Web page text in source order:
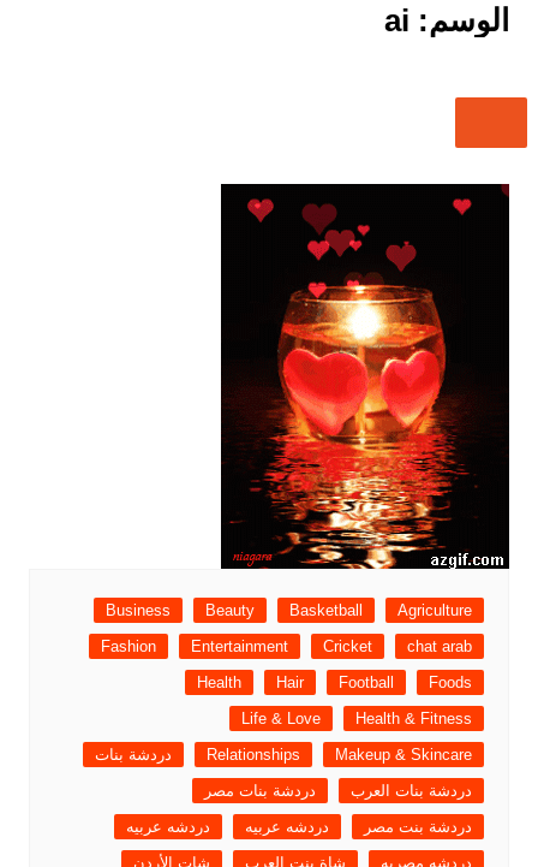
الوسم: ai
Agriculture
Basketball
Beauty
Business
chat arab
Cricket
Entertainment
Fashion
Foods
Football
Hair
Health
Health & Fitness
Life & Love
Makeup & Skincare
Relationships
دردشة بنات
دردشة بنات العرب
دردشة بنات مصر
دردشة بنت مصر
دردشه عربيه
دردشه عربيه
دردشه مصريه
شاة بنت العرب
شات الأردن